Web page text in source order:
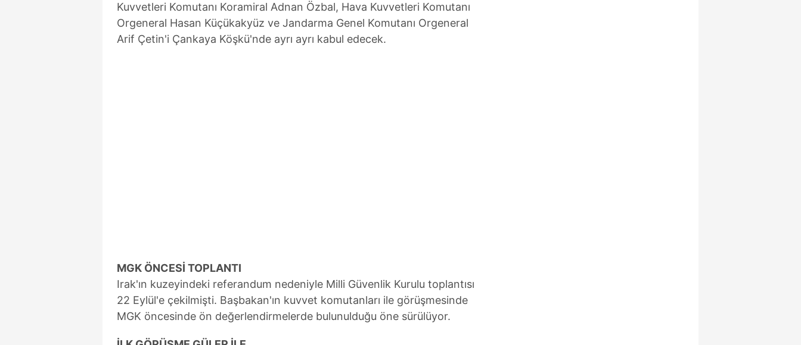
Kuvvetleri Komutanı Koramiral Adnan Özbal, Hava Kuvvetleri Komutanı
Orgeneral Hasan Küçükakyüz ve Jandarma Genel Komutanı Orgeneral
Arif Çetin'i Çankaya Köşkü'nde ayrı ayrı kabul edecek.
MGK ÖNCESİ TOPLANTI
Irak'ın kuzeyindeki referandum nedeniyle Milli Güvenlik Kurulu toplantısı
22 Eylül'e çekilmişti. Başbakan'ın kuvvet komutanları ile görüşmesinde
MGK öncesinde ön değerlendirmelerde bulunulduğu öne sürülüyor.